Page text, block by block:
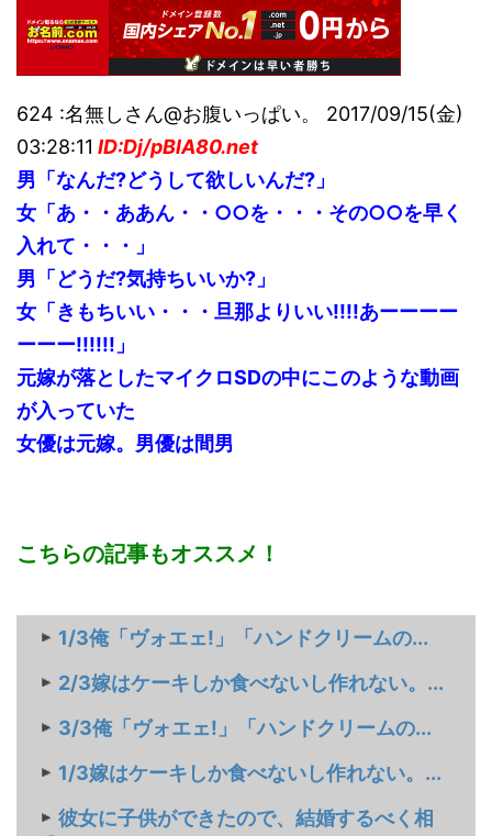
624 :名無しさん@お腹いっぱい。 2017/09/15(金)
03:28:11 ID:Dj/pBlA80.net
男「なんだ?どうして欲しいんだ?」
女「あ・・ああん・・○○を・・・その○○を早く
入れて・・・」
男「どうだ?気持ちいいか?」
女「きもちいい・・・旦那よりいい!!!!あーーーー
ーーー!!!!!!」
元嫁が落としたマイクロSDの中にこのような動画
が入っていた
女優は元嫁。男優は間男
こちらの記事もオススメ！
1/3俺「ヴォエェ!」「ハンドクリームの...
2/3嫁はケーキしか食べないし作れない。...
3/3俺「ヴォエェ!」「ハンドクリームの...
1/3嫁はケーキしか食べないし作れない。...
彼女に子供ができたので、結婚するべく相